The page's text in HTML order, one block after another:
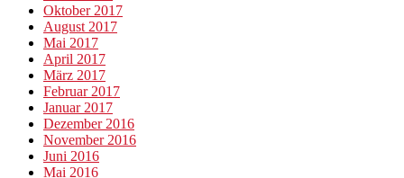
Oktober 2017
August 2017
Mai 2017
April 2017
März 2017
Februar 2017
Januar 2017
Dezember 2016
November 2016
Juni 2016
Mai 2016